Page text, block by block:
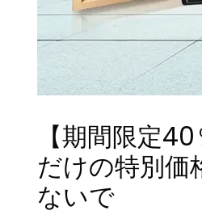
【期間限定
だけの特別価
ないで